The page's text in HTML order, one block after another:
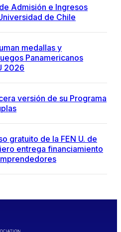
Admisión e Ingresos
de Chile
medallas y
Panamericanos
2026
versión de su Programa
gratuito de la FEN U. de
entrega financiamiento